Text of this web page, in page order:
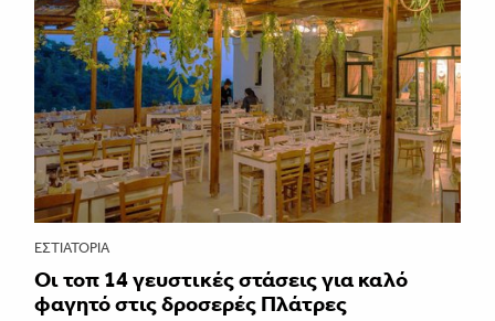
ΕΣΤΙΑΤΌΡΙΑ
Οι τοπ 14 γευστικές στάσεις για καλό
φαγητό στις δροσερές Πλάτρες